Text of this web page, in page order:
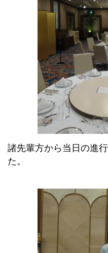
諸先輩方から当日の進
た。